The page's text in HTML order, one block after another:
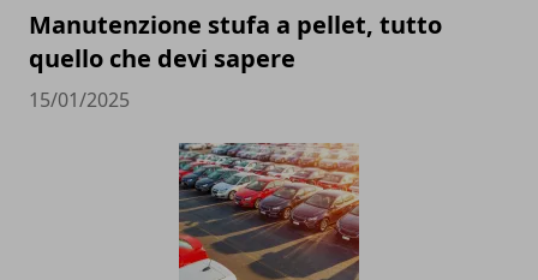
Manutenzione stufa a pellet, tutto
quello che devi sapere
15/01/2025